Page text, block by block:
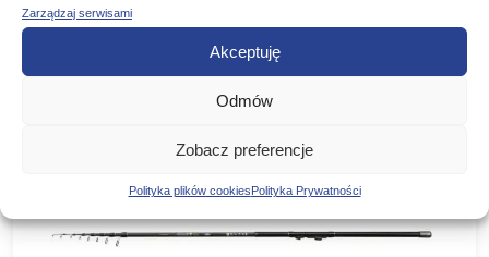
Zarządzaj serwisami
Akceptuję
Odmów
Zobacz preferencje
Polityka plików cookiesPolityka Prywatności
Podobne produkty
Poznaj podobne produkty, które mogą Ci się spodobać